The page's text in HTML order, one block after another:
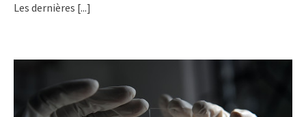
Les dernières [...]